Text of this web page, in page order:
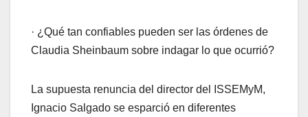
· ¿Qué tan confiables pueden ser las órdenes de
Claudia Sheinbaum sobre indagar lo que ocurrió?
La supuesta renuncia del director del ISSEMyM,
Ignacio Salgado se esparció en diferentes